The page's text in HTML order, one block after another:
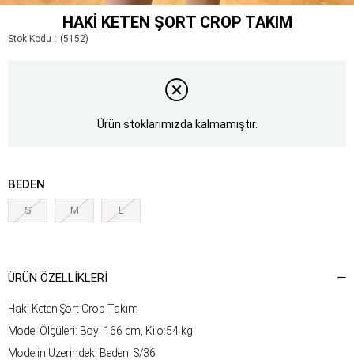
HAKI KETEN ŞORT CROP TAKIM
Stok Kodu (5152)
Ürün stoklarımızda kalmamıştır.
BEDEN
S M L
ÜRÜN ÖZELLIKLERI
Haki Keten Şort Crop Takım
Model Ölçüleri: Boy: 166 cm, Kilo:54 kg
Modelin Üzerindeki Beden: S/36